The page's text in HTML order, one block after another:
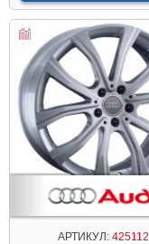
АРТИКУЛ: 425112